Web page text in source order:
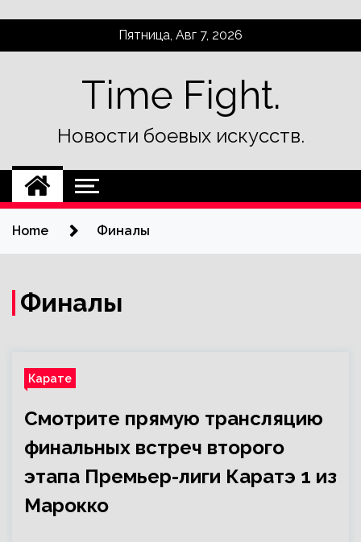
Пятница, Авг 7, 2026
Time Fight.
Новости боевых искусств.
Home Финалы
Финалы
Карате
Смотрите прямую трансляцию
финальных встреч второго
этапа Премьер-лиги Каратэ 1 из
Марокко